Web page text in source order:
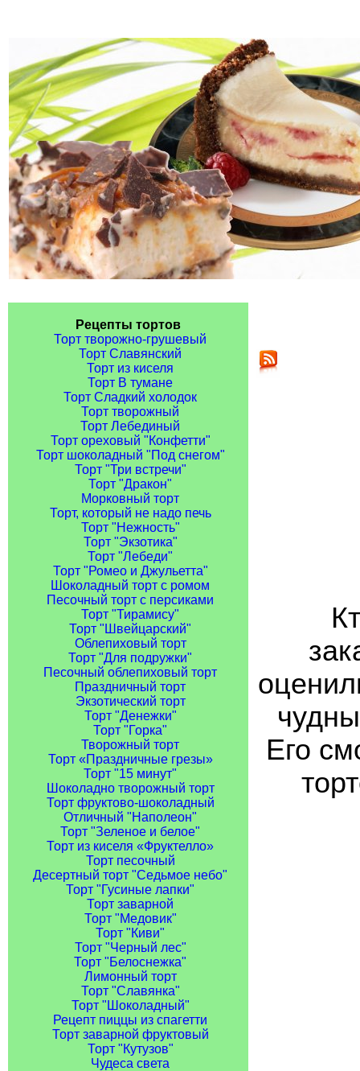
Рецепты тортов
Торт творожно-грушевый
Торт Славянский
Торт из киселя
Торт В тумане
Торт Сладкий холодок
Торт творожный
Торт Лебединый
Торт ореховый "Конфетти"
Торт шоколадный "Под снегом"
Торт "Три встречи"
Торт "Дракон"
Морковный торт
Торт, который не надо печь
Торт "Нежность"
Торт "Экзотика"
Торт "Лебеди"
Торт "Ромео и Джульетта"
Шоколадный торт с ромом
Песочный торт с персиками
Торт "Тирамису"
Торт "Швейцарский"
Облепиховый торт
Торт "Для подружки"
Песочный облепиховый торт
Праздничный торт
Экзотический торт
Торт "Денежки"
Торт "Горка"
Творожный торт
Торт «Праздничные грезы»
Торт "15 минут"
Шоколадно творожный торт
Торт фруктово-шоколадный
Отличный "Наполеон"
Торт "Зеленое и белое"
Торт из киселя «Фруктелло»
Торт песочный
Десертный торт "Седьмое небо"
Торт "Гусиные лапки"
Торт заварной
Торт "Медовик"
Торт "Киви"
Торт "Черный лес"
Торт "Белоснежка"
Лимонный торт
Торт "Славянка"
Торт "Шоколадный"
Рецепт пиццы из спагетти
Торт заварной фруктовый
Торт "Кутузов"
Чудеса света
Его